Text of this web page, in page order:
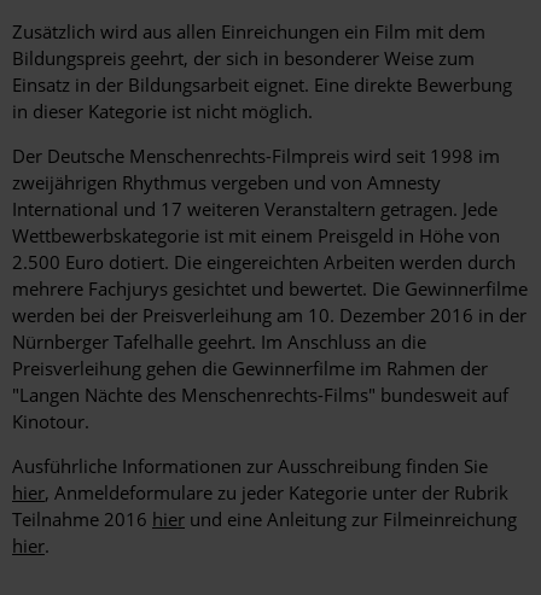
Zusätzlich wird aus allen Einreichungen ein Film mit dem
Bildungspreis geehrt, der sich in besonderer Weise zum
Einsatz in der Bildungsarbeit eignet. Eine direkte Bewerbung
in dieser Kategorie ist nicht möglich.
Der Deutsche Menschenrechts-Filmpreis wird seit 1998 im
zweijährigen Rhythmus vergeben und von Amnesty
International und 17 weiteren Veranstaltern getragen. Jede
Wettbewerbskategorie ist mit einem Preisgeld in Höhe von
2.500 Euro dotiert. Die eingereichten Arbeiten werden durch
mehrere Fachjurys gesichtet und bewertet. Die Gewinnerfilme
werden bei der Preisverleihung am 10. Dezember 2016 in der
Nürnberger Tafelhalle geehrt. Im Anschluss an die
Preisverleihung gehen die Gewinnerfilme im Rahmen der
"Langen Nächte des Menschenrechts-Films" bundesweit auf
Kinotour.
Ausführliche Informationen zur Ausschreibung finden Sie
hier, Anmeldeformulare zu jeder Kategorie unter der Rubrik
Teilnahme 2016 hier und eine Anleitung zur Filmeinreichung
hier.